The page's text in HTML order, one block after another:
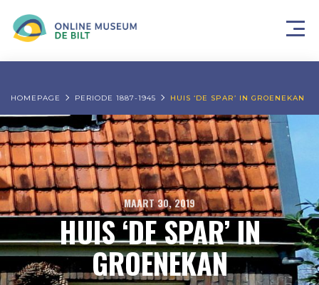
HOMEPAGE PERIODE 1887-1945 HUIS ‘DE SPAR’ IN GROENEKAN
MAART 30, 2019
HUIS ‘DE SPAR’ IN
GROENEKAN